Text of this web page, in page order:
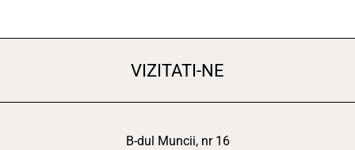
VIZITATI-NE
B-dul Muncii, nr 16